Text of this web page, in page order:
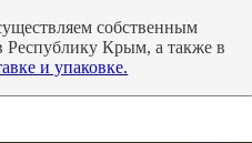
собственным
Республику Крым, а также в
и упаковке.